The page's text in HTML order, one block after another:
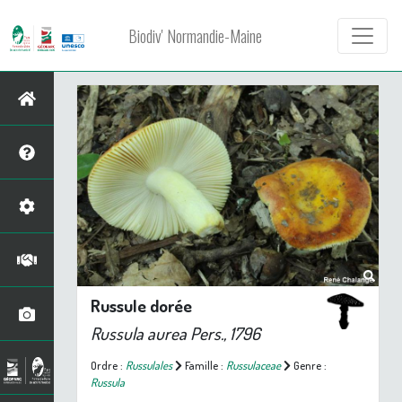
Biodiv' Normandie-Maine
Russule dorée
Russula aurea Pers., 1796
Ordre : Russulales Famille : Russulaceae
Genre :
Russula